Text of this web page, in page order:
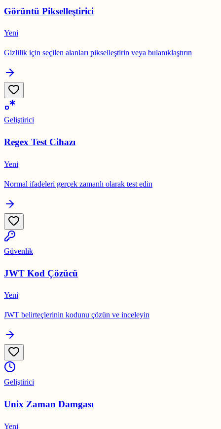
Görüntü Pikselleştirici
Yeni
Gizlilik için seçilen alanları pikselleştirin veya bulanıklaştırın
Geliştirici
Regex Test Cihazı
Yeni
Normal ifadeleri gerçek zamanlı olarak test edin
Güvenlik
JWT Kod Çözücü
Yeni
JWT belirteçlerinin kodunu çözün ve inceleyin
Geliştirici
Unix Zaman Damgası
Yeni